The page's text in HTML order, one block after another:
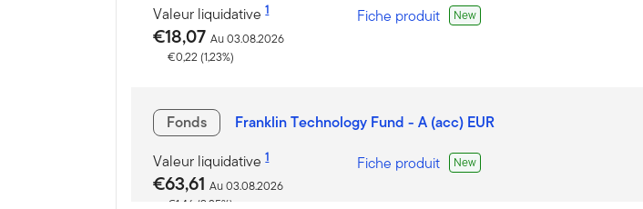
Valeur liquidative1
€18,07Au 03.08.2026
€0,22 (1,23%)
Fiche produit New
Fonds
Franklin Technology Fund - A (acc) EUR
Valeur liquidative1
€63,61Au 03.08.2026
€1,46 (2,35%)
Fiche produit New